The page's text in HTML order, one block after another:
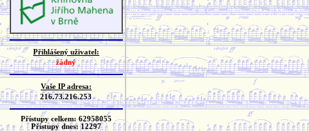
Přihlášený uživatel:
žádný
Vaše IP adresa:
216.73.216.253
Přístupy celkem: 62958055
Přístupy dnes: 12297